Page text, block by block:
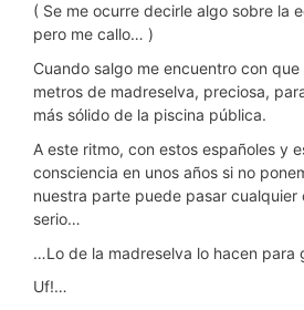
( Se me ocurre decirle algo sobre la
pero me callo… )
Cuando salgo me encuentro con
metros de madreselva, preciosa,
más sólido de la piscina pública.
A este ritmo, con estos españoles y
consciencia en unos años si no
nuestra parte puede pasar
serio…
…Lo de la madreselva lo hacen para
Uf!…